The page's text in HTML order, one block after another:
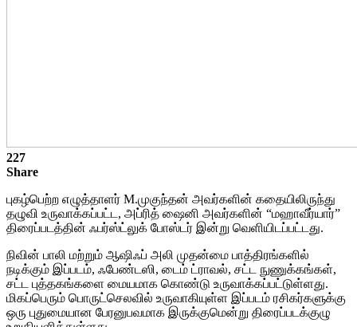
227
Share
புகழ்பெற்ற எழுத்தாளர் M.முகுந்தன் அவர்களின் கதையிலிருந்து
தழுவி உருவாக்கப்பட்ட, அப்ரித் ஷைனி அவர்களின் “மஹாவீர்யார்”
திரைப்படத்தின் ஃபர்ஸ்ட்லுக் போஸ்டர் இன்று வெளியிடப்பட்டது.
நிவின் பாலி மற்றும் ஆஷிஃப் அலி முதன்மை பாத்திரங்களில்
நடிக்கும் இப்படம், ஃபேண்டஸி, டைம் ட்ராவல், சட்ட நுணுக்கங்கள்,
சட்ட புத்தகங்களை மையமாக கொண்டு உருவாக்கப்பட்டுள்ளது.
மிகப்பெரும் பொருட்செலவில் உருவாகியுள்ள இப்படம் ரசிகர்களுக்கு
ஒரு புதுமையான பேரனுபவமாக இருக்குமென்று திரைப்படக்குழு